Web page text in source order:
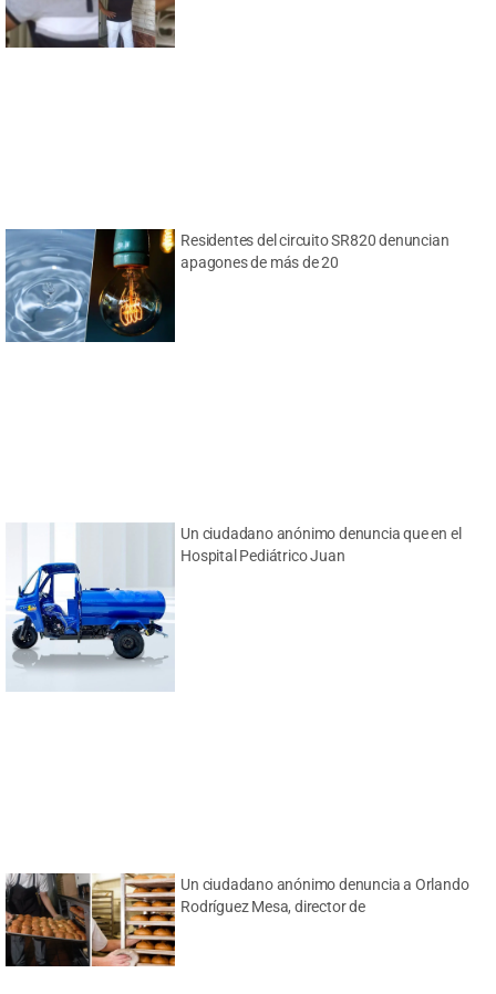
Residentes del circuito SR820 denuncian
apagones de más de 20
Un ciudadano anónimo denuncia que en el
Hospital Pediátrico Juan
Un ciudadano anónimo denuncia a Orlando
Rodríguez Mesa, director de